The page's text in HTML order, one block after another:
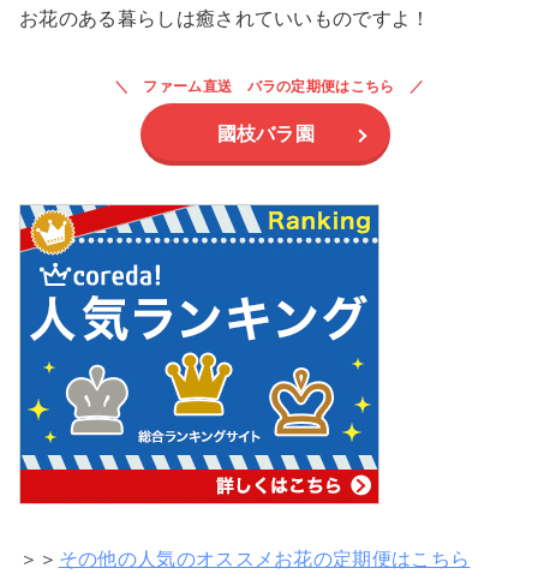
お花のある暮らしは癒されていいものですよ！
ファーム直送 バラの定期便はこちら
國枝バラ園
＞＞ その他の人気のオススメお花の定期便はこちら